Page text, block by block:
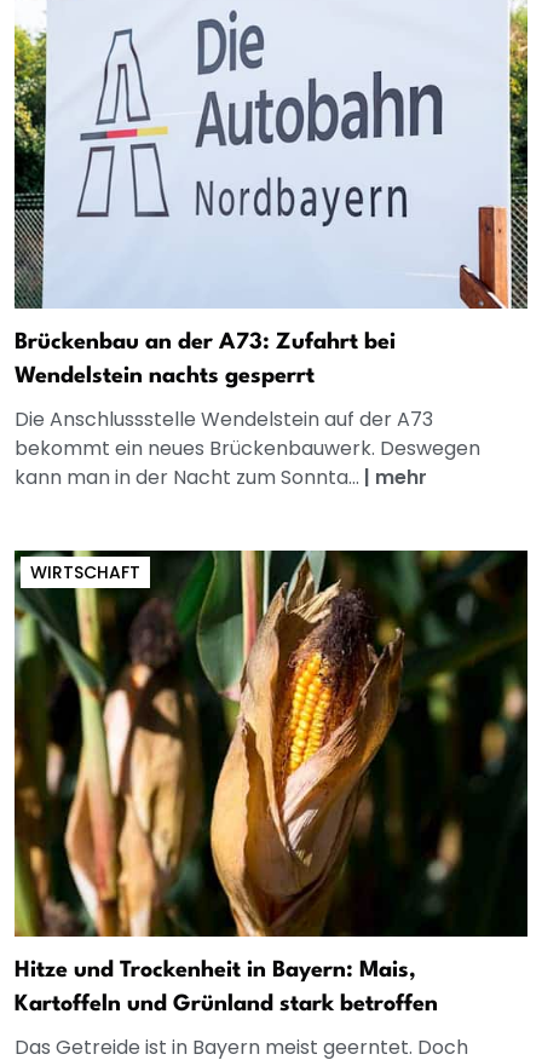
Brückenbau an der A73: Zufahrt bei
Wendelstein nachts gesperrt
Die Anschlussstelle Wendelstein auf der A73
bekommt ein neues Brückenbauwerk. Deswegen
kann man in der Nacht zum Sonnta... | mehr
WIRTSCHAFT
Hitze und Trockenheit in Bayern: Mais,
Kartoffeln und Grünland stark betroffen
Das Getreide ist in Bayern meist geerntet. Doch